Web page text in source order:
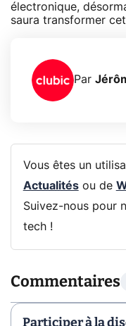
électronique,
saura transformer
Par
Vous êtes un
Actualitésou de
Suivez-nous pour
tech !
Commentaires
Participer à la